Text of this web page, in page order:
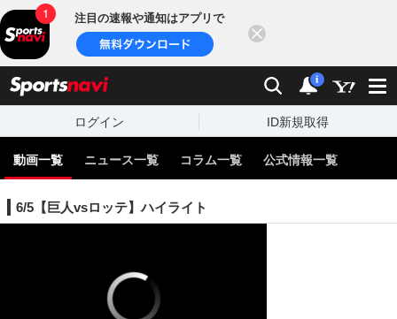
注目の速報や通知はアプリで
検索 通知
i
ログイン ID新規取得
動画一覧 ニュース一覧 コラム一覧 公式情報一覧
6/5【巨人vsロッテ】ハイライト